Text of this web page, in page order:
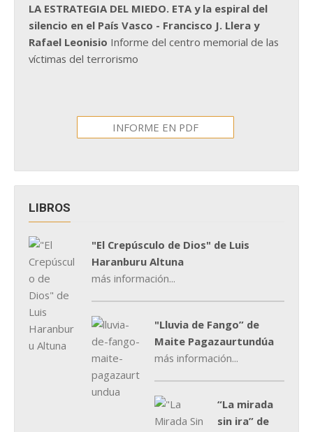
LA ESTRATEGIA DEL MIEDO. ETA y la espiral del
silencio en el País Vasco - Francisco J. Llera y
Rafael Leonisio Informe del centro memorial de las
víctimas del terrorismo
INFORME EN PDF
LIBROS
"El Crepúsculo de Dios" de Luis
Haranburu Altuna
más información...
"Lluvia de Fango” de
Maite Pagazaurtundúa
más información...
“La mirada
sin ira” de